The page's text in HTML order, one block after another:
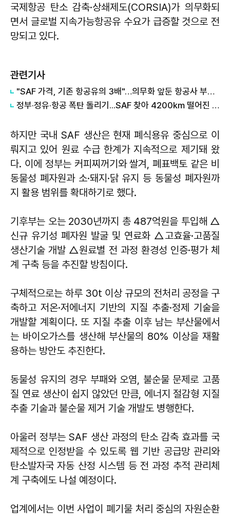
국제항공 탄소 감축·상쇄제도(CORSIA)가 의무화되
면서 글로벌 지속가능항공유 수요가 급증할 것으로 전
망되고 있다.
관련기사
"SAF 가격, 기존 항공유의 3배"…의무화 앞둔 항공사 부담 쑥
정부·정유·항공 폭탄 돌리기...SAF 찾아 4200km 떨어진 창이공항 가나
하지만 국내 SAF 생산은 현재 폐식용유 중심으로 이
뤄지고 있어 원료 수급 한계가 지속적으로 제기돼 왔
다. 이에 정부는 커피찌꺼기와 쌀겨, 폐표백토 같은 비
동물성 폐자원과 소·돼지·닭 유지 등 동물성 폐자원까
지 활용 범위를 확대하기로 했다.
기후부는 오는 2030년까지 총 487억원을 투입해 △
신규 유기성 폐자원 발굴 및 연료화 △고효율·고품질
생산기술 개발 △원료별 전 과정 환경성 인증·평가 체
계 구축 등을 추진할 방침이다.
구체적으로는 하루 30t 이상 규모의 전처리 공정을 구
축하고 저온·저에너지 기반의 지질 추출·정제 기술을
개발할 계획이다. 또 지질 추출 이후 남는 부산물에서
는 바이오가스를 생산해 부산물의 80% 이상을 재활
용하는 방안도 추진한다.
동물성 유지의 경우 부패와 오염, 불순물 문제로 고품
질 연료 생산이 쉽지 않았던 만큼, 에너지 절감형 지질
추출 기술과 불순물 제거 기술 개발도 병행한다.
아울러 정부는 SAF 생산 과정의 탄소 감축 효과를 국
제적으로 인정받을 수 있도록 웹 기반 공급망 관리와
탄소발자국 자동 산정 시스템 등 전 과정 추적 관리체
계 구축에도 나설 예정이다.
업계에서는 이번 사업이 폐기물 처리 중심의 자원순환